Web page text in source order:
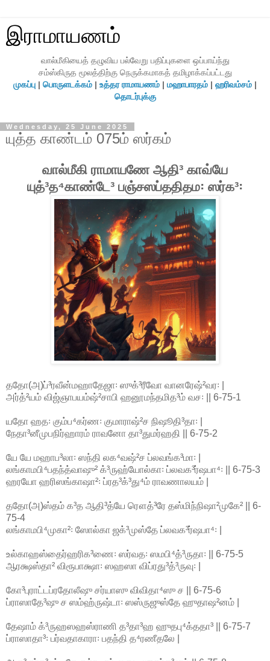
இராமாயணம்
வால்மீகியைத் தழுவிய பல்வேறு பதிப்புகளை ஒப்பாய்ந்து
சம்ஸ்கிருத மூலத்திற்கு நெருக்கமாகத் தமிழாக்கப்பட்டது
முகப்பு | பொருளடக்கம் | உத்தர ராமாயணம் | மஹாபாரதம் | ஹரிவம்சம் |
தொடர்புக்கு
Wednesday, 25 June 2025
யுத்த காண்டம் 075ம் ஸர்கம்
வால்மீகி ராமாயணே ஆதி³ காவ்யே
யுத்³த⁴காண்டே³ பஞ்சஸப்ததிதம꞉ ஸர்க³꞉
ததோ(அ)ப்³ரவீன்மஹாதேஜா꞉ ஸுக்³ரீவோ வானரேஷ்²வர꞉ |
அர்த்²யம் விஜ்ஞாபயம்ஷ்²சாபி ஹனூமந்தமித³ம் வச꞉ || 6-75-1
யதோ ஹத꞉ கும்ப⁴கர்ண꞉ குமாராஷ்²ச நிஷூதி³தா꞉ |
நேதா³னீமுபநிர்ஹாரம் ராவனோ தா³துமர்ஹதி || 6-75-2
யே யே மஹாப³லா꞉ ஸந்தி லக⁴வஷ்²ச ப்லவங்க³மா꞉ |
லங்காமபி⁴பதந்த்வாஷு² க்³ருஹ்யோல்கா꞉ ப்லவக³ர்ஷபா⁴꞉ || 6-75-3
ஹரயோ ஹரிஸங்காஷா²꞉ ப்ரத³க்³து⁴ம் ராவணாலயம் |
ததோ(அ)ஸ்தம் க³த ஆதி³த்யே ரௌத்³ரே தஸ்மிந்நிஷா²முகே² || 6-
75-4
லங்காமபி⁴முகா²꞉ ஸோல்கா ஜக்³முஸ்தே ப்லவக³ர்ஷபா⁴꞉ |
உல்காஹஸ்தைர்ஹரிக³ணை꞉ ஸர்வத꞉ ஸமபி⁴த்³ருதா꞉ || 6-75-5
ஆரக்ஷஸ்தா² விரூபாக்ஷா꞉ ஸஹஸா விப்ரது³த்³ருவு꞉ |
கோ³புராட்டப்ரதோலீஷு சர்யாஸு விவிதா⁴ஸு ச || 6-75-6
ப்ராஸாதே³ஷு ச ஸம்ஹ்ருஷ்டா꞉ ஸஸ்ருஜுஸ்தே ஹுதாஷ²னம் |
தேஷாம் க்³ருஹஸஹஸ்ராணி த³தா³ஹ ஹுதபு⁴க்ததா³ || 6-75-7
ப்ராஸாதா³꞉ பர்வதாகாரா꞉ பதந்தி த⁴ரணீதலே |